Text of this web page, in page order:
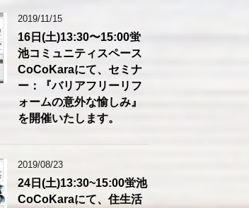
2019/11/15
16日(土)13:30〜15:00蛍
池コミュニティスペース
CoCoKaraにて、セミナ
ー：『バリアフリーリフ
ォームの意外な愉しみ』
を開催いたします。
2019/08/23
24日(土)13:30~15:00蛍池
CoCoKaraにて、住生活